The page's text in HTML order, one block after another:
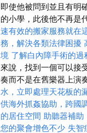
即使他被問到並且有明
的小學，此後他不再是
速有效的搬家服務就在
務，解決各類法律困擾
境 了解白內障手術的過
來說，找到一個可以接
奏而不是在舊樂器上演
水，立即處理天花板的
供海外抓姦協助，跨國
的居住空間 助聽器補助
您的聚會增色不少 失智